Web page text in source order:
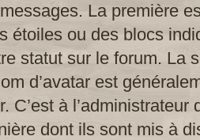
La première
étoiles ou des blocs
statut sur le forum. La
d’avatar est
C’est à l’administrateur
dont ils sont mis à